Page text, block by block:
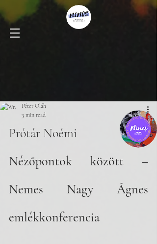
Péter Oláh
3 min read
Prótár Noémi
Nézőpontok között –
Nemes Nagy Ágnes
emlékkonferencia